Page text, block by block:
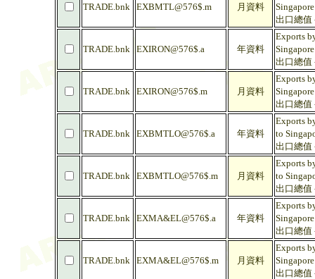
TRADE.bnk EXBMTL@576$.m 月資料
出口總值
TRADE.bnk EXIRON@576$.a 年資料
Exports
出口總值
TRADE.bnk EXIRON@576$.m 月資料
Exports
出口總值
TRADE.bnk EXBMTLO@576$.a 年資料
Exports
to
出口總值
TRADE.bnk EXBMTLO@576$.m 月資料
Exports
to
出口總值
TRADE.bnk EXMA&EL@576$.a 年資料
Exports
出口總值
TRADE.bnk EXMA&EL@576$.m 月資料
Exports
出口總值